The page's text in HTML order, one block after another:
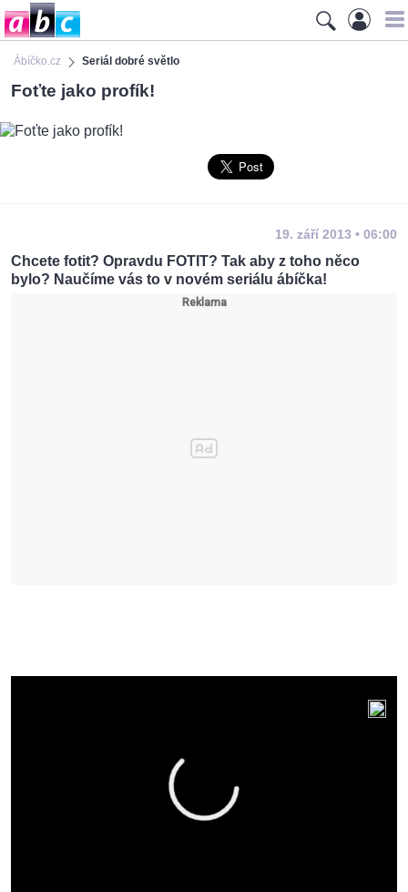
Ábíčko.cz Seriál dobré světlo
Foťte jako profík!
19. září 2013 • 06:00
Chcete fotit? Opravdu FOTIT? Tak aby z toho něco
bylo? Naučíme vás to v novém seriálu ábíčka!